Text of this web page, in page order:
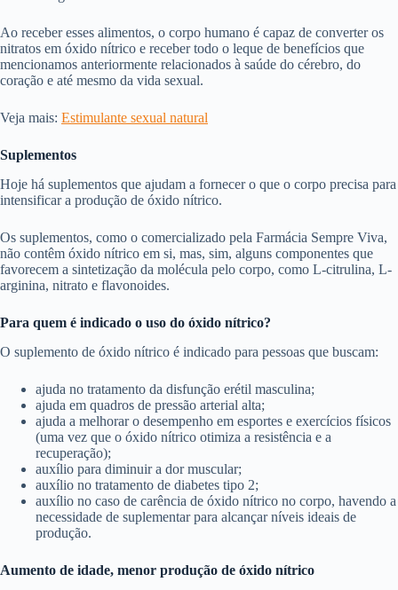
Ao receber esses alimentos, o corpo humano é capaz de converter os
nitratos em óxido nítrico e receber todo o leque de benefícios que
mencionamos anteriormente relacionados à saúde do cérebro, do
coração e até mesmo da vida sexual.
Veja mais: Estimulante sexual natural
Suplementos
Hoje há suplementos que ajudam a fornecer o que o corpo precisa para
intensificar a produção de óxido nítrico.
Os suplementos, como o comercializado pela Farmácia Sempre Viva,
não contêm óxido nítrico em si, mas, sim, alguns componentes que
favorecem a sintetização da molécula pelo corpo, como L-citrulina, L-
arginina, nitrato e flavonoides.
Para quem é indicado o uso do óxido nítrico?
O suplemento de óxido nítrico é indicado para pessoas que buscam:
ajuda no tratamento da disfunção erétil masculina;
ajuda em quadros de pressão arterial alta;
ajuda a melhorar o desempenho em esportes e exercícios físicos
(uma vez que o óxido nítrico otimiza a resistência e a
recuperação);
auxílio para diminuir a dor muscular;
auxílio no tratamento de diabetes tipo 2;
auxílio no caso de carência de óxido nítrico no corpo, havendo a
necessidade de suplementar para alcançar níveis ideais de
produção.
Aumento de idade, menor produção de óxido nítrico